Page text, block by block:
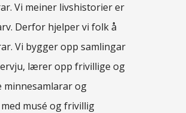
Vi meiner livshistorier er
Derfor hjelper vi folk å
Vi bygger opp samlingar
lærer opp frivillige og
minnesamlarar og
musé og frivillig